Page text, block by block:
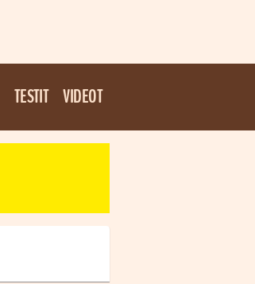
TESTIT VIDEOT